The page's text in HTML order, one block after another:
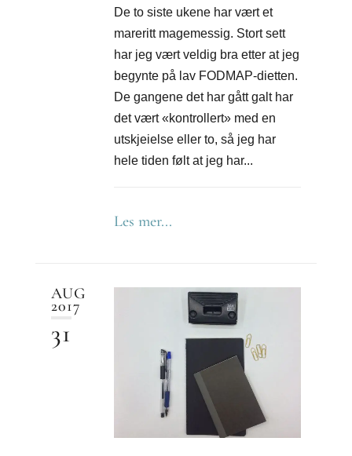
De to siste ukene har vært et
mareritt magemessig. Stort sett
har jeg vært veldig bra etter at jeg
begynte på lav FODMAP-dietten.
De gangene det har gått galt har
det vært «kontrollert» med en
utskjeielse eller to, så jeg har
hele tiden følt at jeg har...
Les mer...
AUG
2017
31